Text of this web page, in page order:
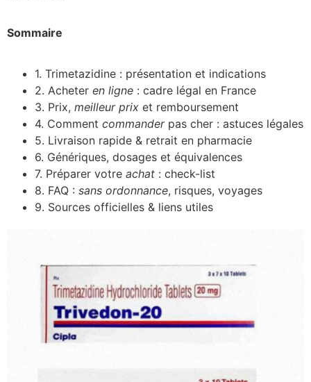
Sommaire
1. Trimetazidine : présentation et indications
2. Acheter en ligne : cadre légal en France
3. Prix, meilleur prix et remboursement
4. Comment commanderpas cher : astuces légales
5. Livraison rapide & retrait en pharmacie
6. Génériques, dosages et équivalences
7. Préparer votre achat : check-list
8. FAQ : sans ordonnance, risques, voyages
9. Sources officielles & liens utiles